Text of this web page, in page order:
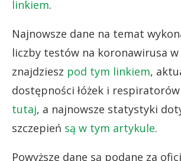
linkiem.
Najnowsze dane na temat
liczby testów na koronawirusa w
znajdziesz pod tym linkiem,
dostępności łóżek i respiratorów
tutaj, a najnowsze statystyki
szczepień są w tym artykule.
Powyższe dane są podane za